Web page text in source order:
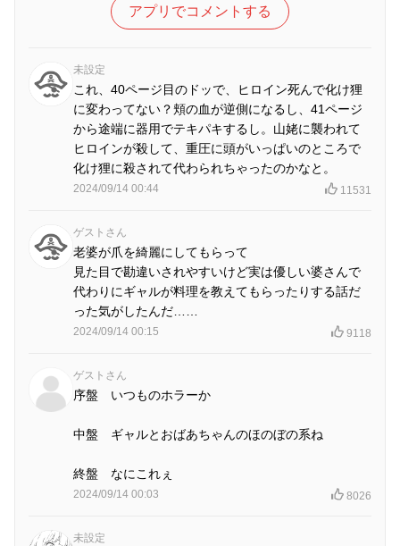
アプリでコメントする
未設定
これ、40ページ目のドッで、ヒロイン死んで化け狸
に変わってない？頬の血が逆側になるし、41ページ
から途端に器用でテキパキするし。山姥に襲われて
ヒロインが殺して、重圧に頭がいっぱいのところで
化け狸に殺されて代わられちゃったのかなと。
2024/09/14 00:44 11531
ゲストさん
老婆が爪を綺麗にしてもらって
見た目で勘違いされやすいけど実は優しい婆さんで
代わりにギャルが料理を教えてもらったりする話だ
った気がしたんだ……
2024/09/14 00:15 9118
ゲストさん
序盤 いつものホラーか
中盤 ギャルとおばあちゃんのほのぼの系ね
終盤 なにこれぇ
2024/09/14 00:03 8026
未設定